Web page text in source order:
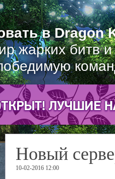
в Dragon
жарких битв
Новый
10-02-2016 12:00